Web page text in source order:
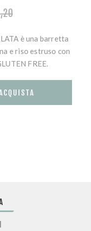
è una barretta
e riso estruso con
FREE.